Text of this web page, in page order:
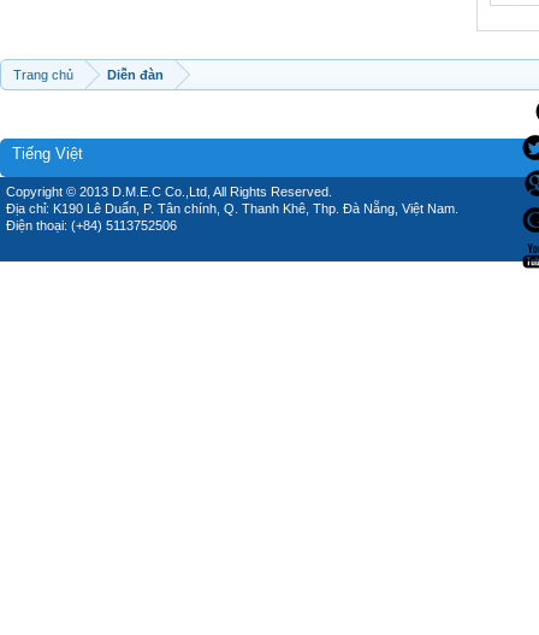
Trang chủ Diễn đàn
Tiếng Việt
Copyright © 2013 D.M.E.C Co.,Ltd, All Rights Reserved.
Địa chỉ: K190 Lê Duẩn, P. Tân chính, Q. Thanh Khê, Thp. Đà Nẵng, Việt Nam.
Điện thoại: (+84) 5113752506